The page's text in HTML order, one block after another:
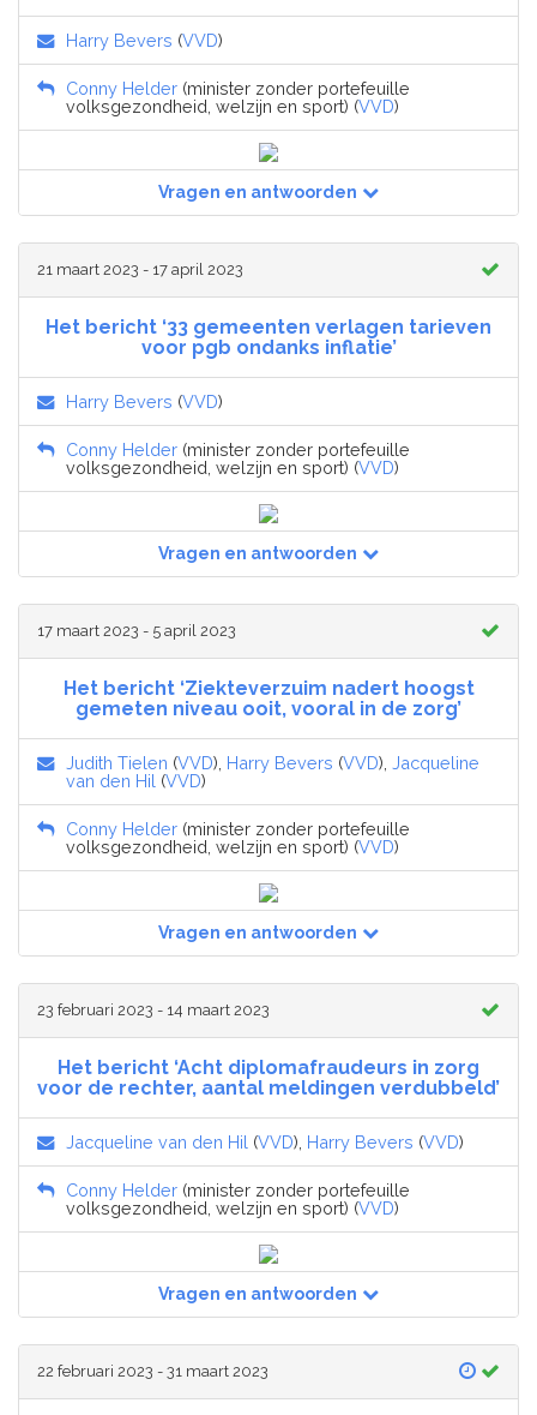
Harry Bevers (VVD)
Conny Helder (minister zonder portefeuille
volksgezondheid, welzijn en sport) (VVD)
Vragen en antwoorden
21 maart 2023 - 17 april 2023
Het bericht ‘33 gemeenten verlagen tarieven
voor pgb ondanks inflatie’
Harry Bevers (VVD)
Conny Helder (minister zonder portefeuille
volksgezondheid, welzijn en sport) (VVD)
Vragen en antwoorden
17 maart 2023 - 5 april 2023
Het bericht ‘Ziekteverzuim nadert hoogst
gemeten niveau ooit, vooral in de zorg’
Judith Tielen (VVD), Harry Bevers (VVD), Jacqueline
van den Hil (VVD)
Conny Helder (minister zonder portefeuille
volksgezondheid, welzijn en sport) (VVD)
Vragen en antwoorden
23 februari 2023 - 14 maart 2023
Het bericht ‘Acht diplomafraudeurs in zorg
voor de rechter, aantal meldingen verdubbeld’
Jacqueline van den Hil (VVD), Harry Bevers (VVD)
Conny Helder (minister zonder portefeuille
volksgezondheid, welzijn en sport) (VVD)
Vragen en antwoorden
22 februari 2023 - 31 maart 2023